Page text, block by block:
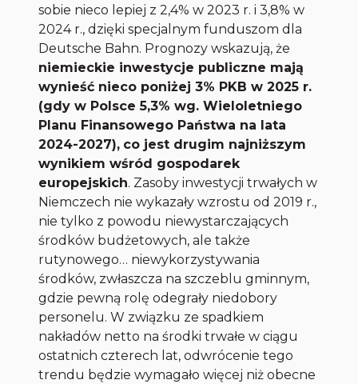
sobie nieco lepiej z 2,4% w 2023 r. i 3,8% w
2024 r., dzięki specjalnym funduszom dla
Deutsche Bahn. Prognozy wskazują, że
niemieckie inwestycje publiczne mają
wynieść nieco poniżej 3% PKB w 2025 r.
(gdy w Polsce 5,3% wg. Wieloletniego
Planu Finansowego Państwa na lata
2024-2027), co jest drugim najniższym
wynikiem wśród gospodarek
europejskich. Zasoby inwestycji trwałych w
Niemczech nie wykazały wzrostu od 2019 r.,
nie tylko z powodu niewystarczających
środków budżetowych, ale także
rutynowego… niewykorzystywania
środków, zwłaszcza na szczeblu gminnym,
gdzie pewną rolę odegrały niedobory
personelu. W związku ze spadkiem
nakładów netto na środki trwałe w ciągu
ostatnich czterech lat, odwrócenie tego
trendu będzie wymagało więcej niż obecne